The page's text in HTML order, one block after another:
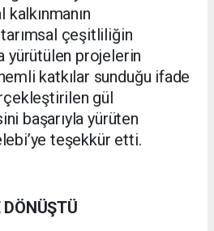
çeşitliliğin
yürütülen projelerin
katkılar sunduğu ifade
gül
başarıyla yürüten
teşekkür etti.